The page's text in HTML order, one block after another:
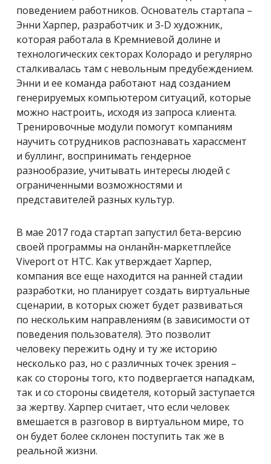
поведением работников. Основатель стартапа –
Энни Харпер, разработчик и 3-D художник,
которая работала в Кремниевой долине и
технологических секторах Колорадо и регулярно
сталкивалась там с невольным предубеждением.
Энни и ее команда работают над созданием
генерируемых компьютером ситуаций, которые
можно настроить, исходя из запроса клиента.
Тренировочные модули помогут компаниям
научить сотрудников распознавать харассмент
и буллинг, воспринимать гендерное
разнообразие, учитывать интересы людей с
ограниченными возможностями и
представителей разных культур.
В мае 2017 года стартап запустил бета-версию
своей программы на онланйн-маркетплейсе
Viveport от HTC. Как утверждает Харпер,
компания все еще находится на ранней стадии
разработки, но планирует создать виртуальные
сценарии, в которых сюжет будет развиваться
по нескольким направлениям (в зависимости от
поведения пользователя). Это позволит
человеку пережить одну и ту же историю
несколько раз, но с различных точек зрения –
как со стороны того, кто подвергается нападкам,
так и со стороны свидетеля, который заступается
за жертву. Харпер считает, что если человек
вмешается в разговор в виртуальном мире, то
он будет более склонен поступить так же в
реальной жизни.